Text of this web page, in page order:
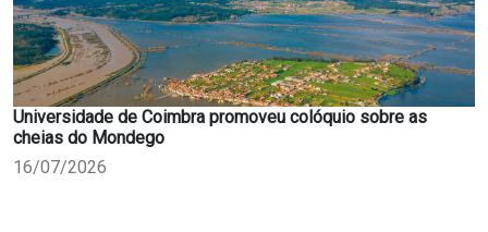
Universidade de Coimbra promoveu colóquio sobre as
cheias do Mondego
16/07/2026